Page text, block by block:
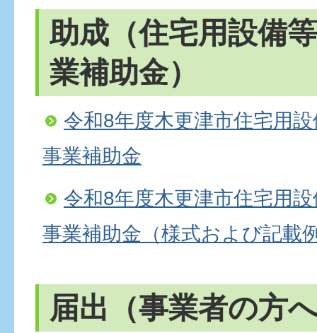
助成（住宅用設備
業補助金）
令和8年度木更津市住宅用
事業補助金
令和8年度木更津市住宅用
事業補助金（様式および記載
届出（事業者の方